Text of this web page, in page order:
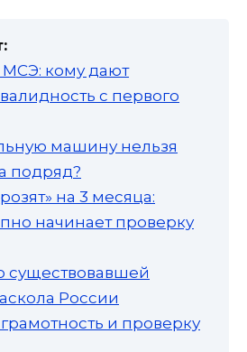
кому дают
с первого
машину нельзя
подряд?
на 3 месяца:
начинает проверку
существовавшей
России
грамотность и проверку